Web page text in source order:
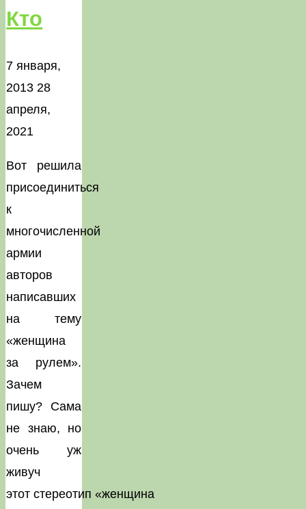
Кто
7 января,
201328
апреля,
2021
Вот решила
присоединиться
к
многочисленной
армии
авторов
написавших
на тему
«женщина
за рулем».
Зачем
пишу? Сама
не знаю, но
очень уж
живуч
этот стереотип «женщина